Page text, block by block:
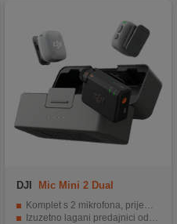
DJI
Mic Mini 2 Dual
Komplet s 2 mikrofona, prijemnikom i kutijom za punjenje
Izuzetno lagani predajnici od samo 11 g